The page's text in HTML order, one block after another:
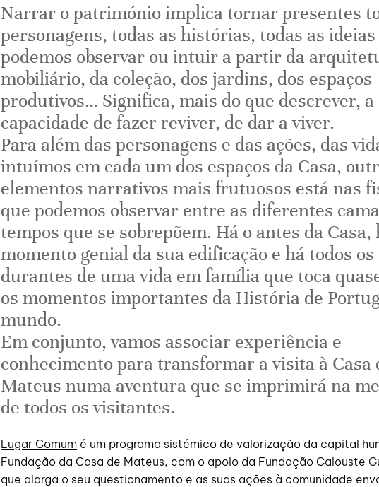
Narrar o património implica tornar presentes
personagens, todas as histórias, todas as
podemos observar ou intuir a partir da
mobiliário, da coleção, dos jardins, dos espaços
produtivos… Significa, mais do que descrever, a
capacidade de fazer reviver, de dar a viver.
Para além das personagens e das ações, das
intuímos em cada um dos espaços da Casa,
elementos narrativos mais frutuosos está nas
que podemos observar entre as diferentes
tempos que se sobrepõem. Há o antes da Casa,
momento genial da sua edificação e há todos os
durantes de uma vida em família que toca
os momentos importantes da História de
mundo.
Em conjunto, vamos associar experiência e
conhecimento para transformar a visita à Casa
Mateus numa aventura que se imprimirá na
de todos os visitantes.
Lugar Comum é um programa sistémico de valorização da capital
Fundação da Casa de Mateus, com o apoio da Fundação Calouste
que alarga o seu questionamento e as suas ações à comunidade